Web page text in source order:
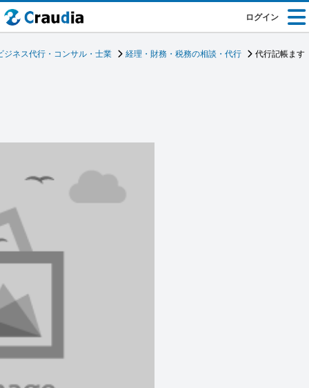
ログイン
ジネス代行・コンサル・士業 経理・財務・税務の相談・代行 代行記帳ます